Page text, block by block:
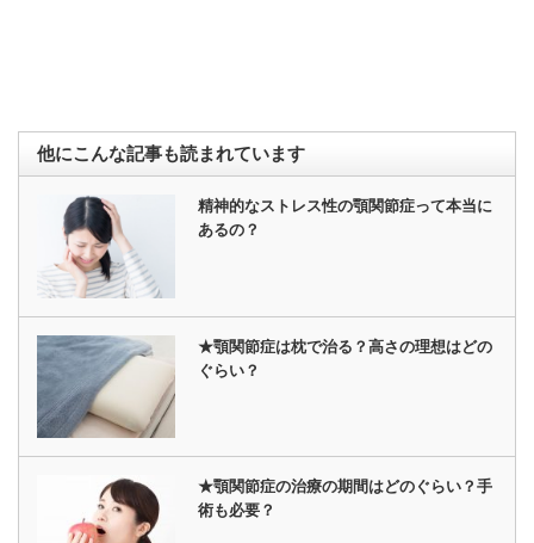
他にこんな記事も読まれています
精神的なストレス性の顎関節症って本当に
あるの？
★顎関節症は枕で治る？高さの理想はどの
ぐらい？
★顎関節症の治療の期間はどのぐらい？手
術も必要？